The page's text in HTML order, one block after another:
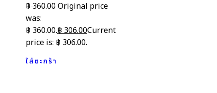
฿360.00Original price
was:
฿ 360.00.฿306.00Current
price is: ฿ 306.00.
ใส่ตะกร้า